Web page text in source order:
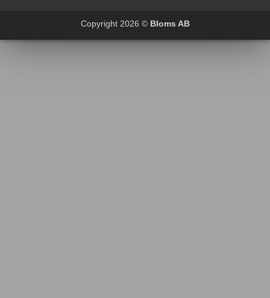
Copyright 2026 © Bloms AB